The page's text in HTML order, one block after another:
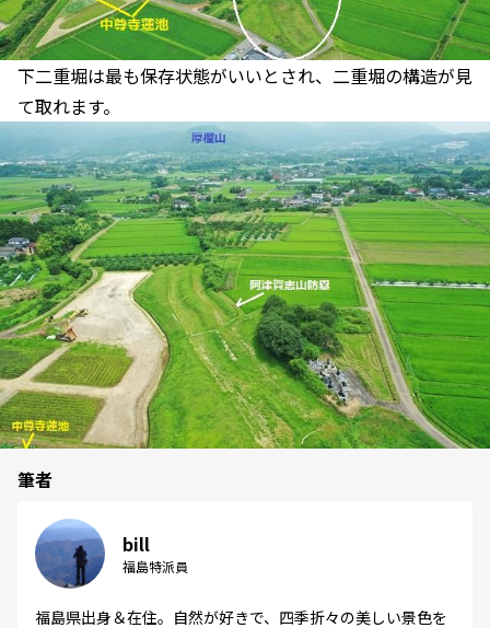
下二重堀は最も保存状態がいいとされ、二重堀の構造が見
て取れます。
筆者
bill
福島特派員
福島県出身＆在住。自然が好きで、四季折々の美しい景色を